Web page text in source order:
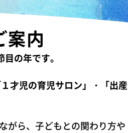
案内
の年です。
才児の育児サロン」・「出産
がら、子どもとの関わり方や